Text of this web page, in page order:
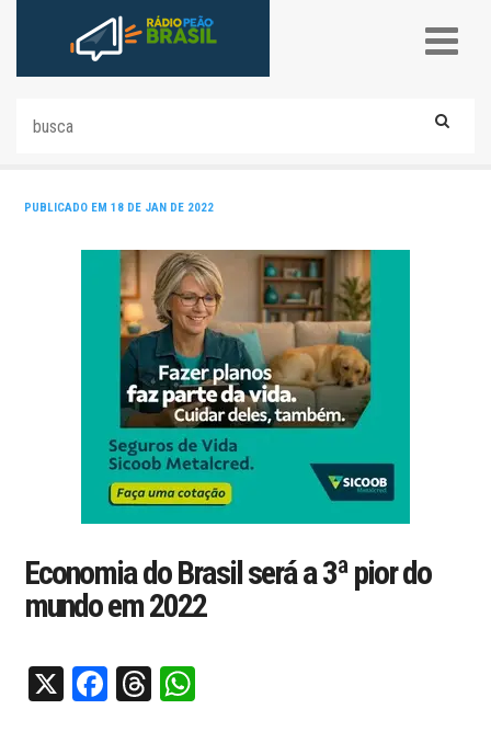
PUBLICADO EM 18 DE JAN DE 2022
Economia do Brasil será a 3ª pior do
mundo em 2022
X Facebook
Threads